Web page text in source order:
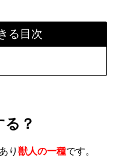
る目次
？
り獣人の一種です。